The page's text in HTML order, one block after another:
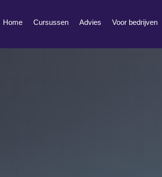
Home Cursussen Advies Voor bedrijven